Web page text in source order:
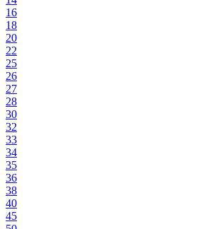
16
18
20
22
25
26
27
28
30
32
33
34
35
36
38
40
45